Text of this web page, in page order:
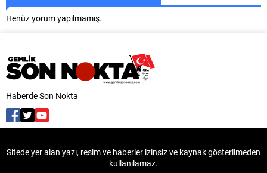
Henüz yorum yapılmamış.
Haberde Son Nokta
Sitede yer alan yazı, resim ve haberler izinsiz ve kaynak gösterilmeden
kullanılamaz.